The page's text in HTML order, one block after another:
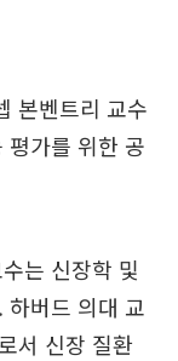
본벤트리 교수
평가를 위한 공
는 신장학 및
하버드 의대 교
서 신장 질환